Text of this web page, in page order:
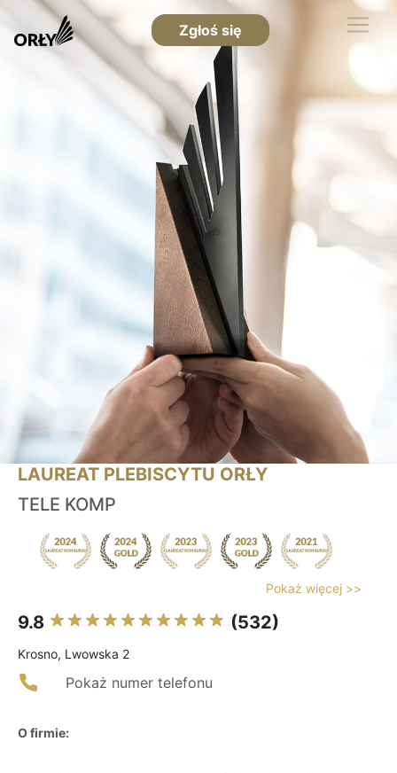
Zgłoś się
LAUREAT PLEBISCYTU ORŁY
TELE KOMP
Pokaż więcej >>
9.8 (532)
Krosno, Lwowska 2
Pokaż numer telefonu
O firmie: